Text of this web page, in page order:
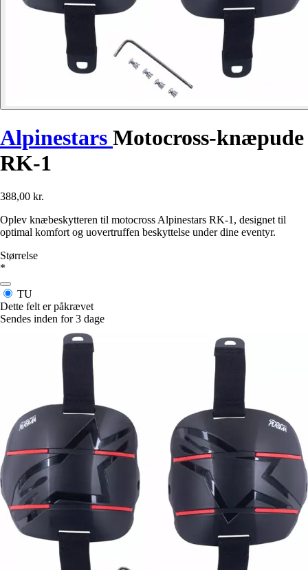
Alpinestars Motocross-knæpude
RK-1
388,00 kr.
Oplev knæbeskytteren til motocross Alpinestars RK-1, designet til
optimal komfort og uovertruffen beskyttelse under dine eventyr.
Størrelse
*
TU
Dette felt er påkrævet
Sendes inden for 3 dage